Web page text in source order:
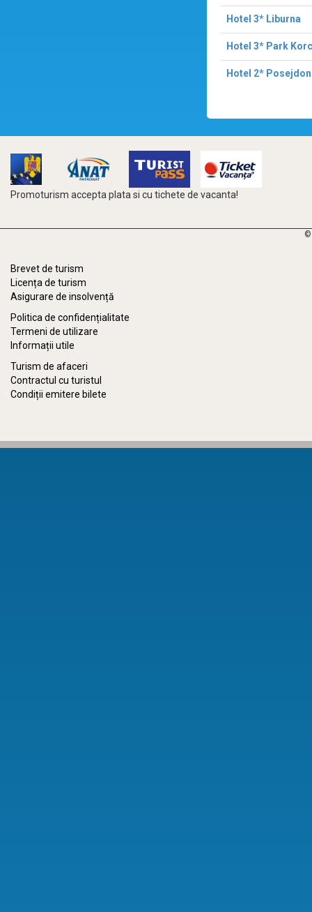
Hotel 3* Liburna
Hotel 3* Park
Hotel 2* Posejdon
Promoturism accepta plata si cu tichete de vacanta!
©
Brevet de turism
Licența de turism
Asigurare de insolvență
Politica de confidențialitate
Termeni de utilizare
Informații utile
Turism de afaceri
Contractul cu turistul
Condiții emitere bilete